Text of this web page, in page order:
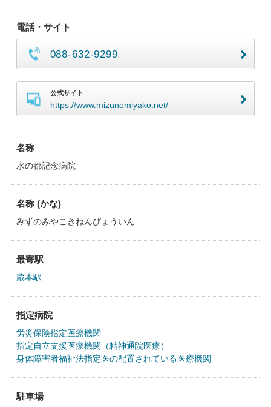
電話・サイト
088-632-9299
公式サイト
https://www.mizunomiyako.net/
名称
水の都記念病院
名称 (かな)
みずのみやこきねんびょういん
最寄駅
蔵本駅
指定病院
労災保険指定医療機関
指定自立支援医療機関（精神通院医療）
身体障害者福祉法指定医の配置されている医療機関
駐車場